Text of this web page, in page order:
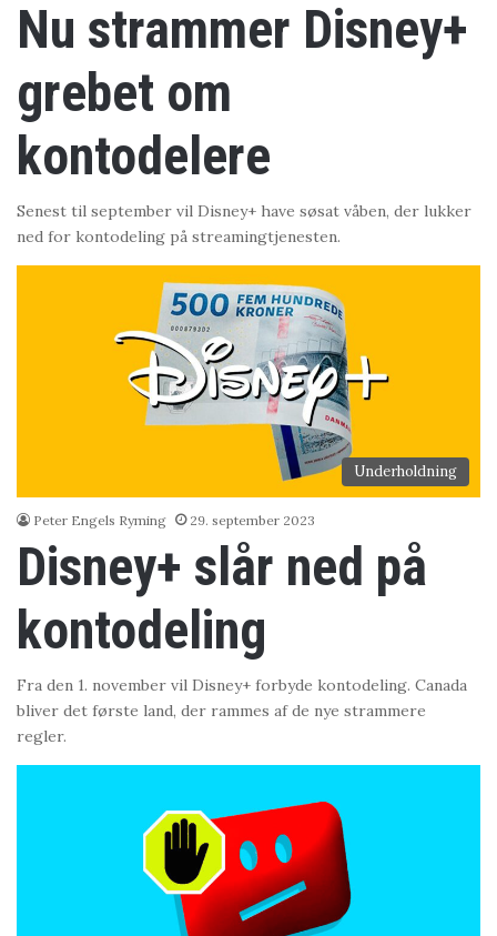
Nu strammer Disney+
grebet om
kontodelere
Senest til september vil Disney+ have søsat våben, der lukker
ned for kontodeling på streamingtjenesten.
Underholdning
Peter Engels Ryming 29. september 2023
Disney+ slår ned på
kontodeling
Fra den 1. november vil Disney+ forbyde kontodeling. Canada
bliver det første land, der rammes af de nye strammere
regler.